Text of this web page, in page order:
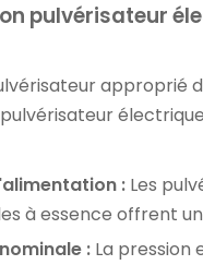
pulvérisateur
approprié
pulvérisateur
: Les
à essence offrent
: La pression